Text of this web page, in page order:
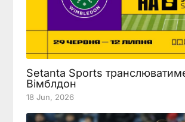
Setanta Sports
Вімблдон
18 Jun, 2026